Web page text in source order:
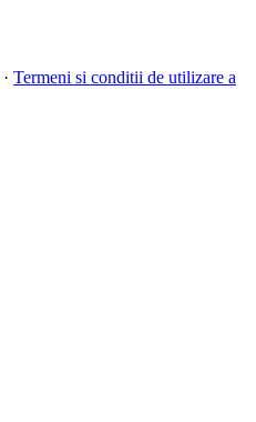
· Termeni si conditii de utilizare a